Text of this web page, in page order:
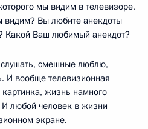
мы видим в телевизоре,
видим? Вы любите анекдоты
Какой Ваш любимый анекдот?
смешные люблю,
И вообще телевизионная
жизнь намного
любой человек в жизни
экране.